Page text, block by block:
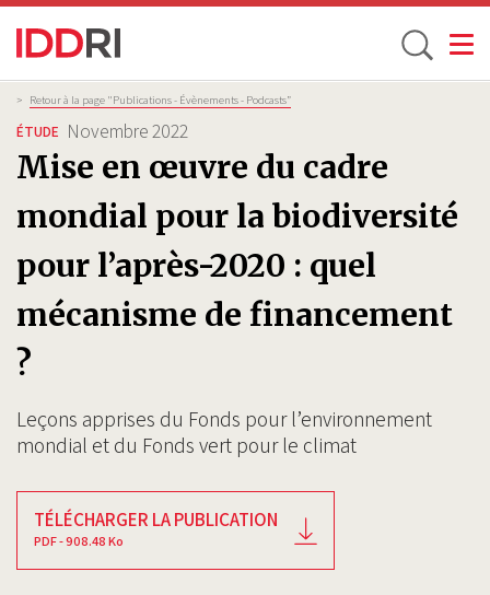
Aller
au
contenu
principal
Toggle
Fil
d'Ariane
> Retour à la page "Publications - Évènements - Podcasts”
ÉTUDE Novembre 2022
Mise en œuvre du cadre
mondial pour la biodiversité
pour l’après-2020 : quel
mécanisme de financement
?
Leçons apprises du Fonds pour l’environnement
mondial et du Fonds vert pour le climat
TÉLÉCHARGER LA PUBLICATION
PDF - 908.48 Ko